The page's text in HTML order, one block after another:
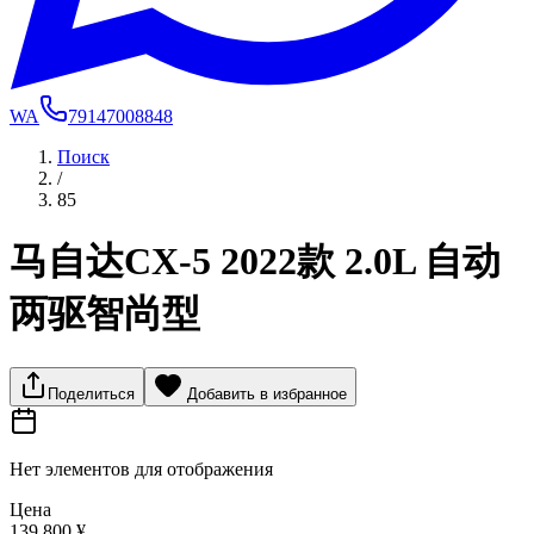
WA
79147008848
Поиск
/
85
马自达CX-5 2022款 2.0L 自动
两驱智尚型
Поделиться Добавить в избранное
Нет элементов для отображения
Цена